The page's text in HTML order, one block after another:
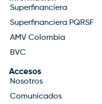
Superfinanciera
Superfinanciera PQRSF
AMV Colombia
BVC
Accesos
Nosotros
Comunicados